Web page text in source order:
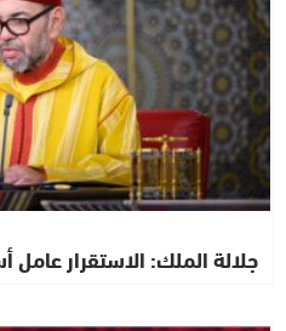
جلالة الملك: الاستقرار